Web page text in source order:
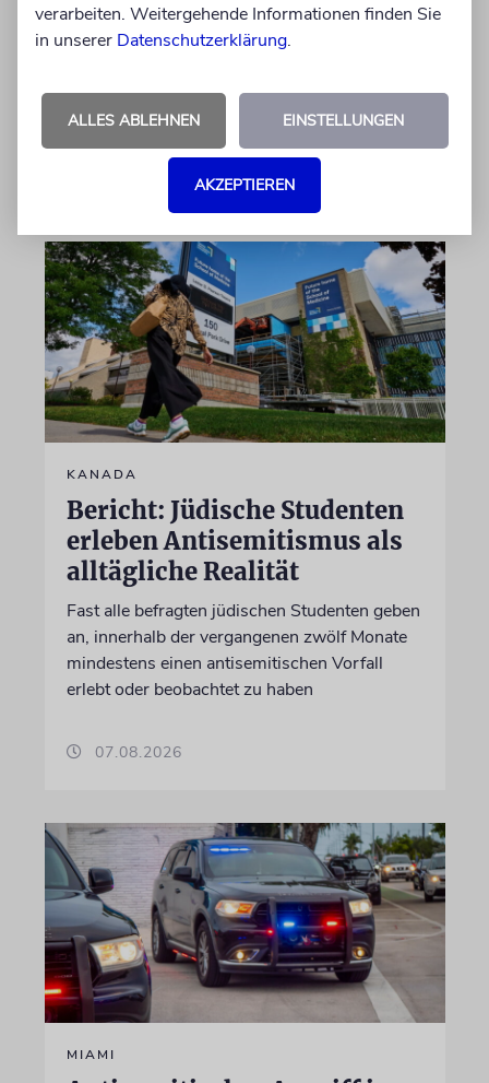
mit Blick auf die AfD bislang vor überzogenen
Vergleichen mit dem Nationalsozialismus und
Position revidiert
KANADA
Bericht: Jüdische Studenten
erleben Antisemitismus als
alltägliche Realität
Fast alle befragten jüdischen Studenten geben
an, innerhalb der vergangenen zwölf Monate
mindestens einen antisemitischen Vorfall
erlebt oder beobachtet zu haben
07.08.2026
MIAMI
verarbeiten. Weitergehende Informationen finden Sie
in unserer Datenschutzerklärung.
ALLES ABLEHNEN EINSTELLUNGEN
AKZEPTIEREN